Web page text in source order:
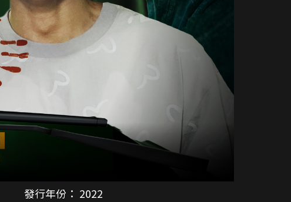
發行年份： 2022